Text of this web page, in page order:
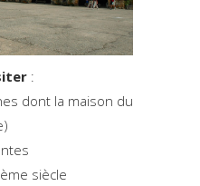
:
dont la maison du
siècle